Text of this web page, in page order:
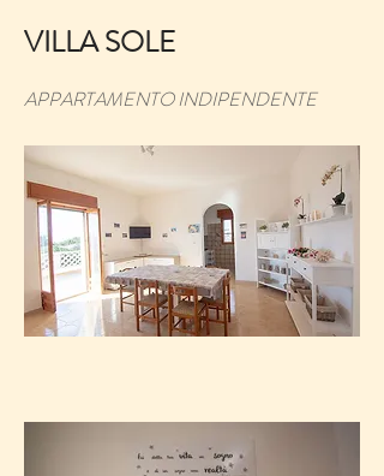
VILLA SOLE
APPARTAMENTO INDIPENDENTE